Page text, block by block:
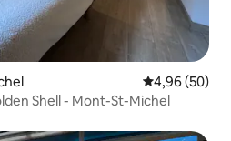
4,96 ud af 5 i
4,96 (50)
Shell - Mont-St-Michel